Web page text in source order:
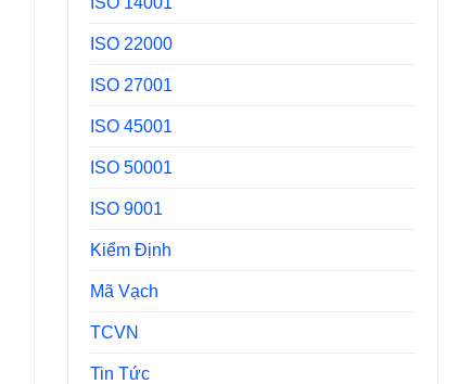
ISO 22000
ISO 27001
ISO 45001
ISO 50001
ISO 9001
Kiểm Định
Mã Vạch
TCVN
Tin Tức